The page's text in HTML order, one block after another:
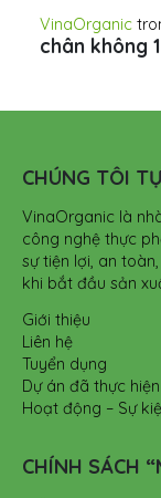
VinaOrganic
chân không
CHÚNG TÔI
VinaOrganic là
công nghệ thực
sự tiện lợi, an
khi bắt đầu sản
Giới thiệu
Liên hệ
Tuyển dụng
Dự án đã thực hiện
Hoạt động – Sự
CHÍNH SÁCH